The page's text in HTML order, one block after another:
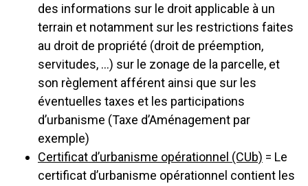
des informations sur le droit applicable à un
terrain et notamment sur les restrictions faites
au droit de propriété (droit de préemption,
servitudes, …) sur le zonage de la parcelle, et
son règlement afférent ainsi que sur les
éventuelles taxes et les participations
d’urbanisme (Taxe d’Aménagement par
exemple)
Certificat d’urbanisme opérationnel (CUb) = Le
certificat d’urbanisme opérationnel contient les